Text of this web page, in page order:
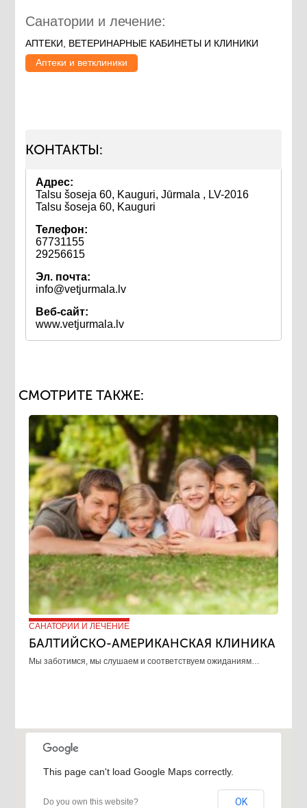
Санатории и лечение:
АПТЕКИ, ВЕТЕРИНАРНЫЕ КАБИНЕТЫ И КЛИНИКИ
Аптеки и ветклиники
КОНТАКТЫ:
Адрес:
Talsu šoseja 60, Kauguri, Jūrmala , LV-2016
Talsu šoseja 60, Kauguri
Телефон:
67731155
29256615
Эл. почта:
info@vetjurmala.lv
Веб-сайт:
www.vetjurmala.lv
СМОТРИТЕ ТАКЖЕ:
САНАТОРИИ И ЛЕЧЕНИЕ
БАЛТИЙСКО-АМЕРИКАНСКАЯ КЛИНИКА
​Мы заботимся, мы слушаем и соответствуем ожиданиям…
This page can't load Google Maps correctly.
Do you own this website? OK